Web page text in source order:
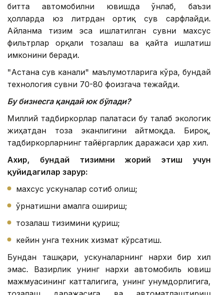
битта автомобилни ювишда ўнлаб, баъзи
ҳолларда юз литрдан ортиқ сув сарфлайди.
Айланма тизим эса ишлатилган сувни махсус
фильтрлар орқали тозалаш ва қайта ишлатиш
имконини беради.
"Астана сув канали" маълумотларига кўра, бундай
технология сувни 70-80 фоизгача тежайди.
Бу бизнесга қандай юк бўлади?
Миллий тадбиркорлар палатаси бу талаб экологик
жиҳатдан тоза эканлигини айтмоқда. Бироқ,
тадбиркорларнинг тайёргарлик даражаси ҳар хил.
Ахир, бундай тизимни жорий этиш учун
қуйидагилар зарур:
махсус ускуналар сотиб олиш;
ўрнатишни амалга ошириш;
тозалаш тизимини қуриш;
кейин унга техник хизмат кўрсатиш.
Бундан ташқари, ускуналарнинг нархи бир хил
эмас. Вазирлик унинг нархи автомобиль ювиш
мажмуасининг катталигига, унинг унумдорлигига,